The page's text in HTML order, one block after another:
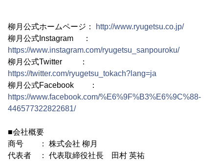
柳月公式ホームページ：
http://www.ryugetsu.co.jp/
柳月公式Instagram ：
https://www.instagram.com/ryugetsu_sanpouroku/
柳月公式Twitter ：
https://twitter.com/ryugetsu_tokach?lang=ja
柳月公式Facebook ：
https://www.facebook.com/%E6%9F%B3%E6%9C%88-
446577322822681/
■会社概要
商号 ： 株式会社 柳月
代表者 ： 代表取締役社長 田村 英祐